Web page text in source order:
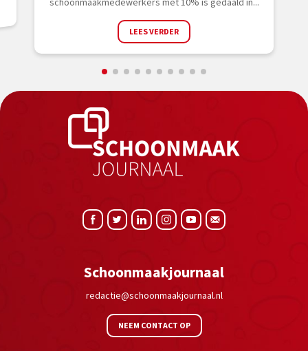
LEES VERDER
Schoonmaakjournaal
redactie@schoonmaakjournaal.nl
NEEM CONTACT OP